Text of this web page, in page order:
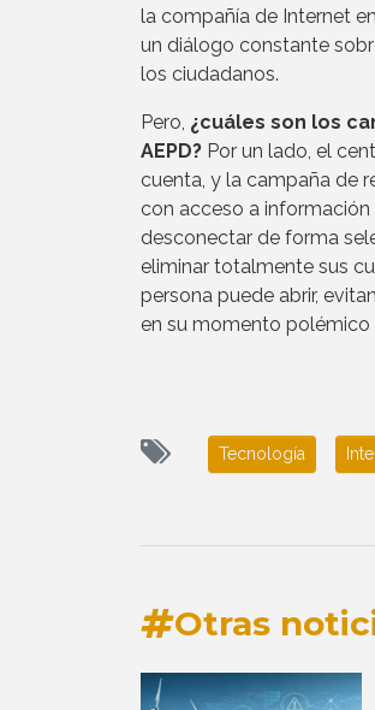
la compañía de Internet
un diálogo constante
los ciudadanos.
Pero, ¿cuáles son los
AEPD? Por un lado, el
cuenta, y la campaña de
con acceso a
desconectar de forma
eliminar totalmente sus
persona puede abrir,
en su momento polémico
Tecnología
Otras